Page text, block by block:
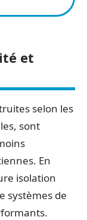
et
selon les
sont
En
isolation
systèmes de